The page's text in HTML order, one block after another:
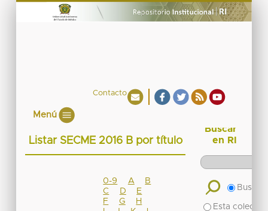
Contacto
Menú
Listar SECME 2016 B por título
0-9 A
B
C
D
E
F
G
H
Buscar
en RI
Buscar
Esta